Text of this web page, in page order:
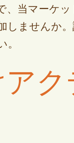
、当マーケ
しませんか